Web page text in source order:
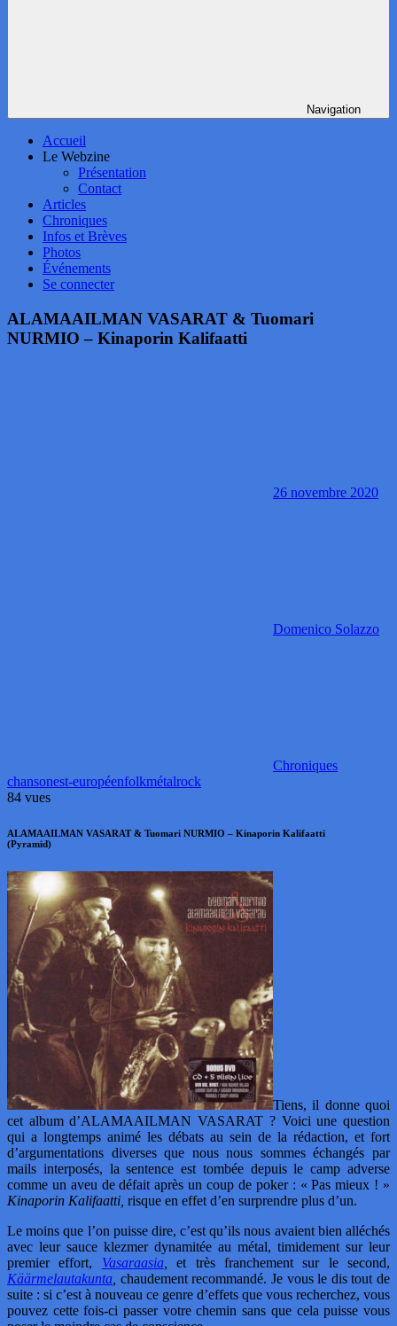
Navigation
Accueil
Le Webzine
Présentation
Contact
Articles
Chroniques
Infos et Brèves
Photos
Événements
Se connecter
ALAMAAILMAN VASARAT & Tuomari
NURMIO – Kinaporin Kalifaatti
26 novembre 2020
Domenico Solazzo
Chroniques
chansonest-européenfolkmétalrock
84 vues
ALAMAAILMAN VASARAT & Tuomari NURMIO – Kinaporin Kalifaatti
(Pyramid)
Tiens, il donne quoi
cet album d’ALAMAAILMAN VASARAT ? Voici une question
qui a longtemps animé les débats au sein de la rédaction, et fort
d’argumentations diverses que nous nous sommes échangés par
mails interposés, la sentence est tombée depuis le camp adverse
comme un aveu de défait après un coup de poker : « Pas mieux ! »
Kinaporin Kalifaatti, risque en effet d’en surprendre plus d’un.
Le moins que l’on puisse dire, c’est qu’ils nous avaient bien alléchés
avec leur sauce klezmer dynamitée au métal, timidement sur leur
premier effort, Vasaraasia,
et très franchement sur le second,
Käärmelautakunta chaudement recommandé. Je vous le dis tout de
suite : si c’est à nouveau ce genre d’effets que vous recherchez, vous
pouvez cette fois-ci passer votre chemin sans que cela puisse vous